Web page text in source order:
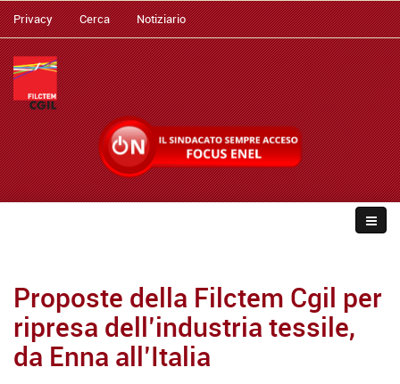
Privacy Cerca Notiziario
Proposte della Filctem Cgil per
ripresa dell’industria tessile,
da Enna all’Italia